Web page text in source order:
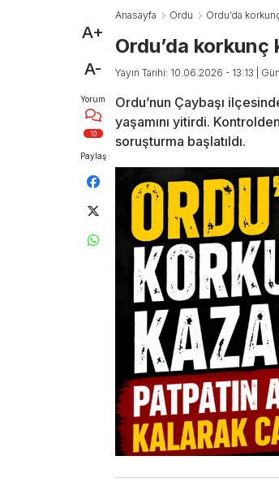
A+
A-
Yorum
10
Paylaş
Anasayfa Ordu Ordu’da
Ordu’da
Yayın Tarihi: 10.06.2026 - 13:13 |
Ordu’nun Çaybaşı
yaşamını yitirdi.
soruşturma başlatıldı.